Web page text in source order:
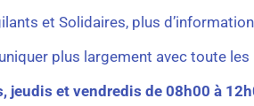
et Solidaires, plus
plus largement avec toute
et vendredis de 08h00 à